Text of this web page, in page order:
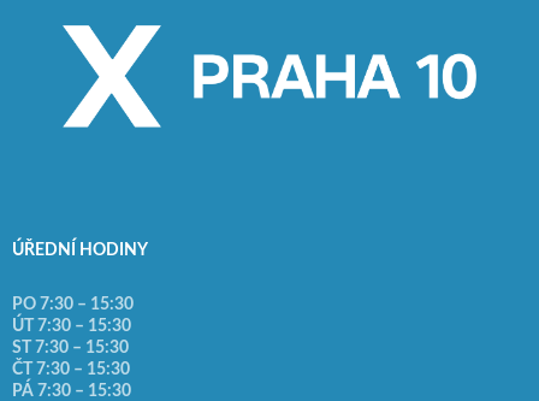
ÚŘEDNÍ HODINY
PO 7:30 – 15:30
ÚT 7:30 – 15:30
ST 7:30 – 15:30
ČT 7:30 – 15:30
PÁ 7:30 – 15:30